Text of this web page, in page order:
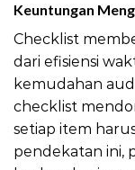
Keuntungan
Checklist
dari efisiensi
kemudahan
checklist
setiap item
pendekatan ini,